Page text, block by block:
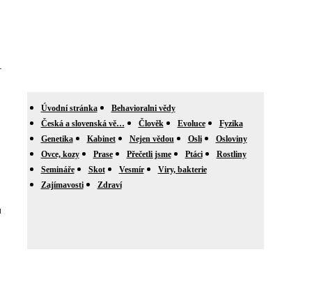
Úvodní stránka
Behavioralni vědy
Česká a slovenská vě…
Člověk Evoluce
Fyzika
Genetika
Kabinet Nejen vědou Osli
Osloviny
Ovce, kozy
Prase Přečetli jsme Ptáci
Rostliny
Semináře
Skot Vesmír
Viry, bakterie
Zajímavosti
Zdraví